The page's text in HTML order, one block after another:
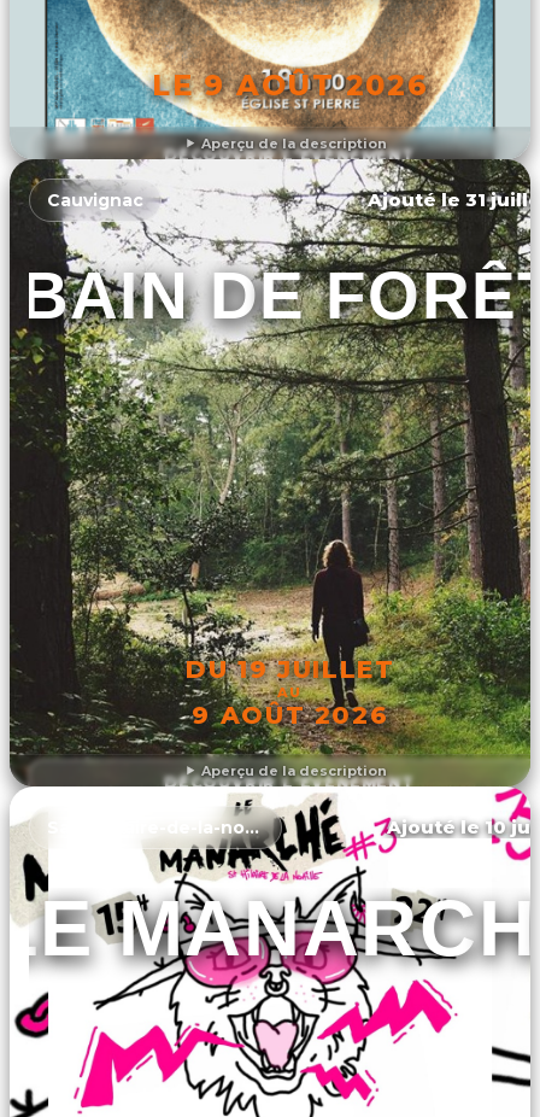
Aperçu de la description
LE 9 AOÛT 2026
DÉCOUVRIR L'ÉVÉNEMENT
Aperçu de la description
Cauvignac Ajouté le 31
BAIN DE
DU 19 JUILLET
AU
9 AOÛT 2026
DÉCOUVRIR L'ÉVÉNEMENT
Saint-hilaire-de-la-noaille Ajouté le 10